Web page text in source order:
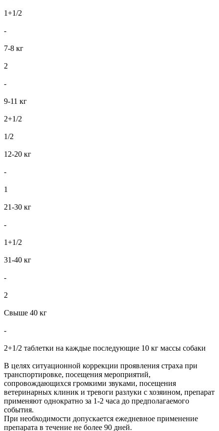
1+1/2
-
7-8 кг
2
-
9-11 кг
2+1/2
1/2
12-20 кг
-
1
21-30 кг
-
1+1/2
31-40 кг
-
2
Свыше 40 кг
-
2+1/2 таблетки на каждые последующие 10 кг массы собаки
В целях ситуационной коррекции проявления страха при
транспортировке, посещения мероприятий,
сопровождающихся громкими звуками, посещения
ветеринарных клиник и тревоги разлуки с хозяином, препарат
применяют однократно за 1-2 часа до предполагаемого
события.
При необходимости допускается ежедневное применение
препарата в течение не более 90 дней.